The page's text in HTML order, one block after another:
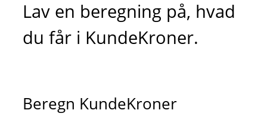
Lav en beregning på, hvad
du får i KundeKroner.
Beregn KundeKroner